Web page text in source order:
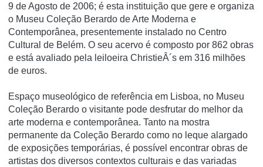
9 de Agosto de 2006; é esta instituição que gere e organiza
o Museu Coleção Berardo de Arte Moderna e
Contemporânea, presentemente instalado no Centro
Cultural de Belém. O seu acervo é composto por 862 obras
e está avaliado pela leiloeira ChristieÂ´s em 316 milhões
de euros.
Espaço museológico de referência em Lisboa, no Museu
Coleção Berardo o visitante pode desfrutar do melhor da
arte moderna e contemporânea. Tanto na mostra
permanente da Coleção Berardo como no leque alargado
de exposições temporárias, é possível encontrar obras de
artistas dos diversos contextos culturais e das variadas